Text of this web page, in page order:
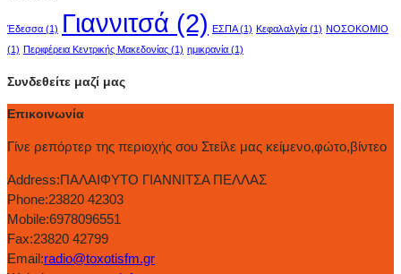
Έδεσσα (1) Γιαννιτσά (2) ΕΣΠΑ(1) Κεφαλαλγία (1) ΝΟΣΟΚΟΜΙΟ
(1) Περιφέρεια Κεντρικής Μακεδονίας (1) ημικρανία (1)
Συνδεθείτε μαζί μας
Επικοινωνία
Γίνε ρεπόρτερ της περιοχής σου Στείλε μας κείμενο,φώτο,βίντεο
Address:ΠΑΛΑΙΦΥΤΟ ΓΙΑΝΝΙΤΣΑ ΠΕΛΛΑΣ
Phone:23820 42303
Mobile:6978096551
Fax:23820 42799
Email:radio@toxotisfm.gr